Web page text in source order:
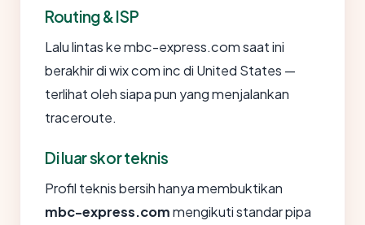
Routing & ISP
Lalu lintas ke mbc-express.com saat ini
berakhir di wix com inc di United States —
terlihat oleh siapa pun yang menjalankan
traceroute.
Di luar skor teknis
Profil teknis bersih hanya membuktikan
mbc-express.commengikuti standar pipa